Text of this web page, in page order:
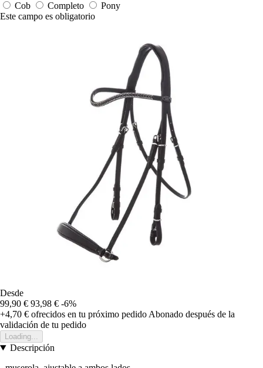
Cob
Completo
Pony
Este campo es obligatorio
Desde
99,90 € 93,98 € -6%
+4,70 € ofrecidos en tu próximo pedido Abonado después de la
validación de tu pedido
Loading...
Descripción